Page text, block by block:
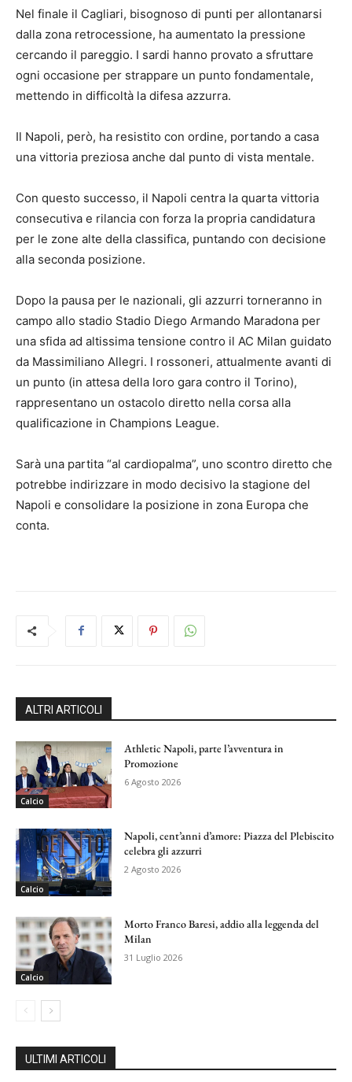
Nel finale il Cagliari, bisognoso di punti per allontanarsi
dalla zona retrocessione, ha aumentato la pressione
cercando il pareggio. I sardi hanno provato a sfruttare
ogni occasione per strappare un punto fondamentale,
mettendo in difficoltà la difesa azzurra.
Il Napoli, però, ha resistito con ordine, portando a casa
una vittoria preziosa anche dal punto di vista mentale.
Con questo successo, il Napoli centra la quarta vittoria
consecutiva e rilancia con forza la propria candidatura
per le zone alte della classifica, puntando con decisione
alla seconda posizione.
Dopo la pausa per le nazionali, gli azzurri torneranno in
campo allo stadio Stadio Diego Armando Maradona per
una sfida ad altissima tensione contro il AC Milan guidato
da Massimiliano Allegri. I rossoneri, attualmente avanti di
un punto (in attesa della loro gara contro il Torino),
rappresentano un ostacolo diretto nella corsa alla
qualificazione in Champions League.
Sarà una partita “al cardiopalma”, uno scontro diretto che
potrebbe indirizzare in modo decisivo la stagione del
Napoli e consolidare la posizione in zona Europa che
conta.
ALTRI ARTICOLI
Calcio
Athletic Napoli, parte l’avventura in
Promozione
6 Agosto 2026
Calcio
Napoli, cent’anni d’amore: Piazza del Plebiscito
celebra gli azzurri
2 Agosto 2026
Calcio
Morto Franco Baresi, addio alla leggenda del
Milan
31 Luglio 2026
ULTIMI ARTICOLI